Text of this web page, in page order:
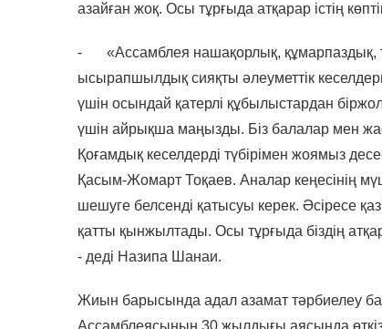
азайған жоқ. Осы тұрғыда атқарар істің
-
«Ассамблея нашақорлық,
ысырапшылдық сияқты әлеуметтік
үшін осындай қатерлі құбылыстардан
үшін айрықша маңызды. Біз балалар мен
Қоғамдық кеселдерді түбірімен жоямыз
Қасым-Жомарт Тоқаев. Аналар кеңесінің
шешуге белсенді қатысуы керек. Әсіресе
қатты қынжылтады. Осы тұрғыда біздің
- деді Назипа Шанаи.
Жиын барысында адал азамат тәрбиелеу